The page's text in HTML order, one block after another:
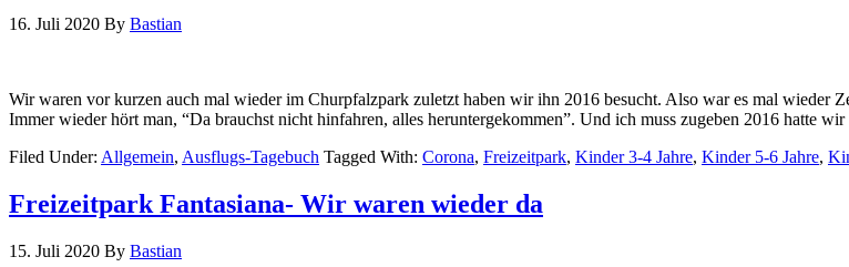
16. Juli 2020 By Bastian
Wir waren vor kurzen auch mal wieder im Churpfalzpark zuletzt haben wir ihn 2016 besucht. Also war es mal wieder
Immer wieder hört man, “Da brauchst nicht hinfahren, alles heruntergekommen”. Und ich muss zugeben 2016 hatte
Filed Under: Allgemein, Ausflugs-Tagebuch Tagged With: Corona, Freizeitpark, Kinder 3-4 Jahre, Kinder 5-6 Jahre,
Freizeitpark Fantasiana- Wir waren wieder da
15. Juli 2020 By Bastian